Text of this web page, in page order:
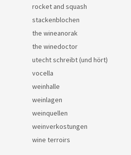
rocket and squash
stackenblochen
the wineanorak
the winedoctor
utecht schreibt (und hört)
vocella
weinhalle
weinlagen
weinquellen
weinverkostungen
wine terroirs